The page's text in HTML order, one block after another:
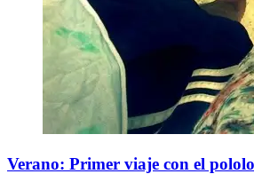
Verano: Primer viaje con el pololo